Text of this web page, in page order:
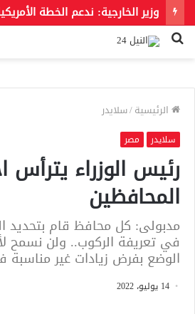
بحث
الرئيسية/سلايدر
سلايدر مصر
رئيس الوزراء
المحافظين
مدبولى: كل محافظ قام بتحديد
في تعريفة الركوب.. ولن نسمح
الوضع بفرض زيادات غير مناسبة
14 يوليو، 2022